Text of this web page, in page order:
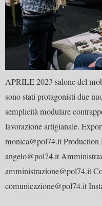
APRILE 2023 salone del
sono stati protagonisti due
semplicità modulare
lavorazione artigianale.
monica@pol74.it Production
angelo@pol74.it
amministrazione@pol74.it
comunicazione@pol74.it